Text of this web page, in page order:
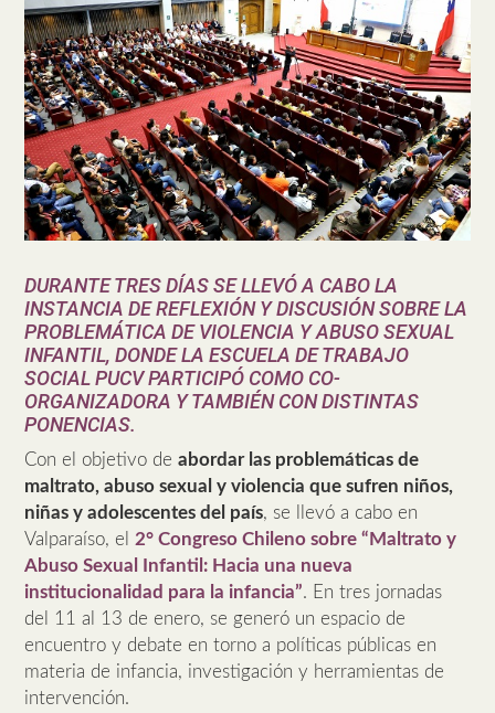
DURANTE TRES DÍAS SE LLEVÓ A CABO LA
INSTANCIA DE REFLEXIÓN Y DISCUSIÓN SOBRE LA
PROBLEMÁTICA DE VIOLENCIA Y ABUSO SEXUAL
INFANTIL, DONDE LA ESCUELA DE TRABAJO
SOCIAL PUCV PARTICIPÓ COMO CO-
ORGANIZADORA Y TAMBIÉN CON DISTINTAS
PONENCIAS.
Con el objetivo deabordar las problemáticas de
maltrato, abuso sexual y violencia que sufren niños,
niñas y adolescentes del país, se llevó a cabo en
Valparaíso, el 2° Congreso Chileno sobre “Maltrato y
Abuso Sexual Infantil: Hacia una nueva
institucionalidad para la infancia”. En tres jornadas
del 11 al 13 de enero, se generó un espacio de
encuentro y debate en torno a políticas públicas en
materia de infancia, investigación y herramientas de
intervención.